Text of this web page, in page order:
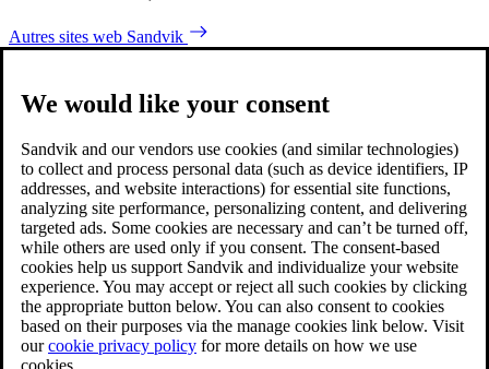
Autres sites web Sandvik
We would like your consent
Sandvik and our vendors use cookies (and similar technologies)
to collect and process personal data (such as device identifiers, IP
addresses, and website interactions) for essential site functions,
analyzing site performance, personalizing content, and delivering
targeted ads. Some cookies are necessary and can’t be turned off,
while others are used only if you consent. The consent-based
cookies help us support Sandvik and individualize your website
experience. You may accept or reject all such cookies by clicking
the appropriate button below. You can also consent to cookies
based on their purposes via the manage cookies link below. Visit
ourcookie privacy policy for more details on how we use